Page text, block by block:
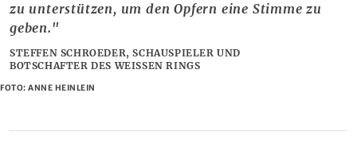
zu unterstützen, um den Opfern eine Stimme zu
geben."
STEFFEN SCHROEDER, SCHAUSPIELER UND
BOTSCHAFTER DES WEISSEN RINGS
FOTO: ANNE HEINLEIN